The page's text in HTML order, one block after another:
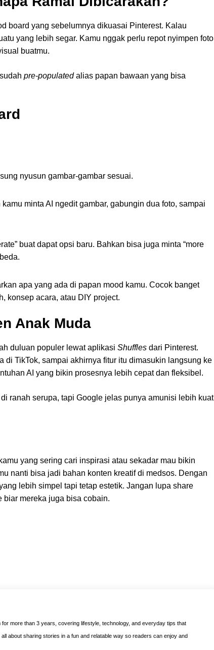
board yang sebelumnya dikuasai Pinterest. Kalau
yang lebih segar. Kamu nggak perlu repot nyimpen foto
buatmu.
pre-populatedalias papan bawaan yang bisa
nyusun gambar-gambar sesuai.
minta AI ngedit gambar, gabungin dua foto, sampai
buat dapat opsi baru. Bahkan bisa juga minta “more
apa yang ada di papan mood kamu. Cocok banget
konsep acara, atau DIY project.
Anak Muda
duluan populer lewat aplikasi Shuffles dari Pinterest.
di TikTok, sampai akhirnya fitur itu dimasukin langsung ke
AI yang bikin prosesnya lebih cepat dan fleksibel.
ranah serupa, tapi Google jelas punya amunisi lebih kuat
yang sering cari inspirasi atau sekadar mau bikin
nanti bisa jadi bahan konten kreatif di medsos. Dengan
lebih simpel tapi tetap estetik. Jangan lupa share
biar mereka juga bisa cobain.
for more than 3 years, covering lifestyle, technology, and everyday tips that
about sharing stories in a fun and relatable way so readers can enjoy and